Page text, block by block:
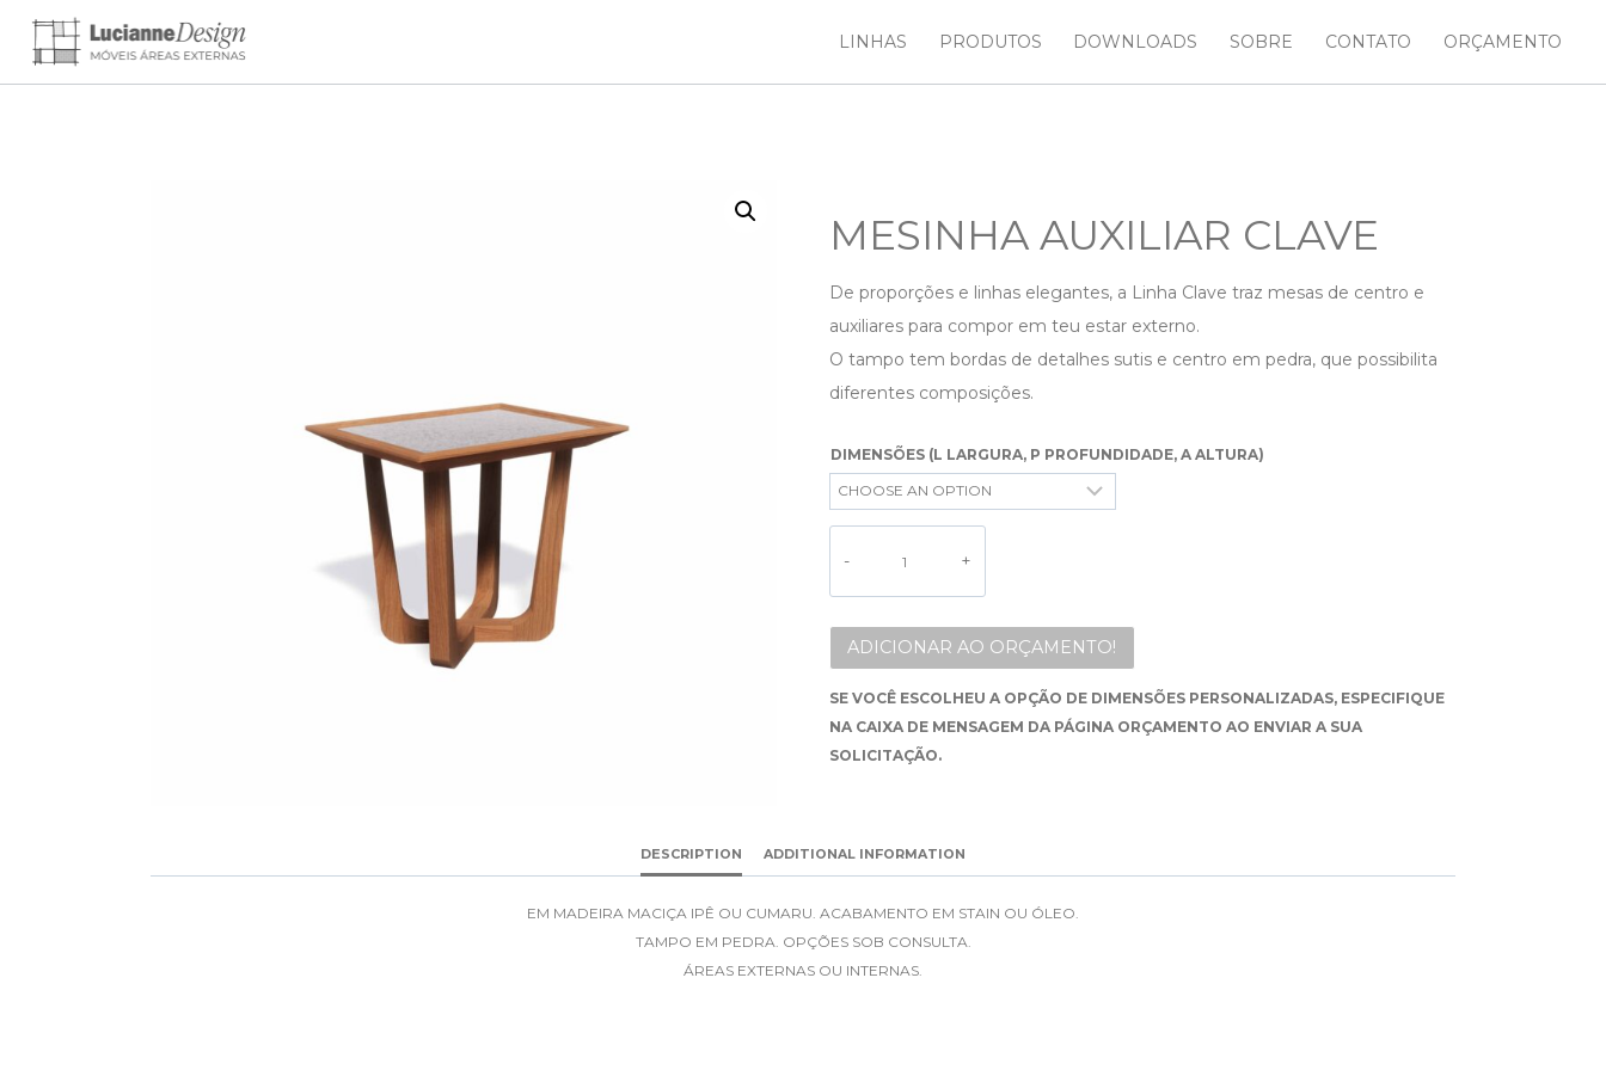
LINHAS PRODUTOS DOWNLOADS SOBRE CONTATO ORÇAMENTO
MESINHA AUXILIAR CLAVE
De proporções e linhas elegantes, a Linha Clave traz mesas de centro e
auxiliares para compor em teu estar externo.
O tampo tem bordas de detalhes sutis e centro em pedra, que possibilita
diferentes composições.
DIMENSÕES (L LARGURA, P PROFUNDIDADE, A ALTURA)
ADICIONAR AO ORÇAMENTO!
SE VOCÊ ESCOLHEU A OPÇÃO DE DIMENSÕES PERSONALIZADAS, ESPECIFIQUE
NA CAIXA DE MENSAGEM DA PÁGINA ORÇAMENTO AO ENVIAR A SUA
SOLICITAÇÃO.
DESCRIPTION ADDITIONAL INFORMATION
EM MADEIRA MACIÇA IPÊ OU CUMARU. ACABAMENTO EM STAIN OU ÓLEO.
TAMPO EM PEDRA. OPÇÕES SOB CONSULTA.
ÁREAS EXTERNAS OU INTERNAS.